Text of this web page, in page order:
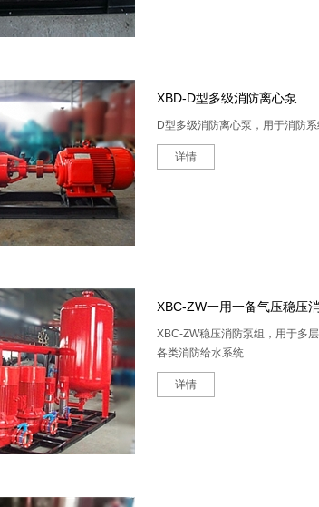
XBD-D型多级消防离心泵
D型多级消防离心泵，用于消防
详情
XBC-ZW一用一备气压稳压
XBC-ZW稳压消防泵组，用于多
各类消防给水系统
详情